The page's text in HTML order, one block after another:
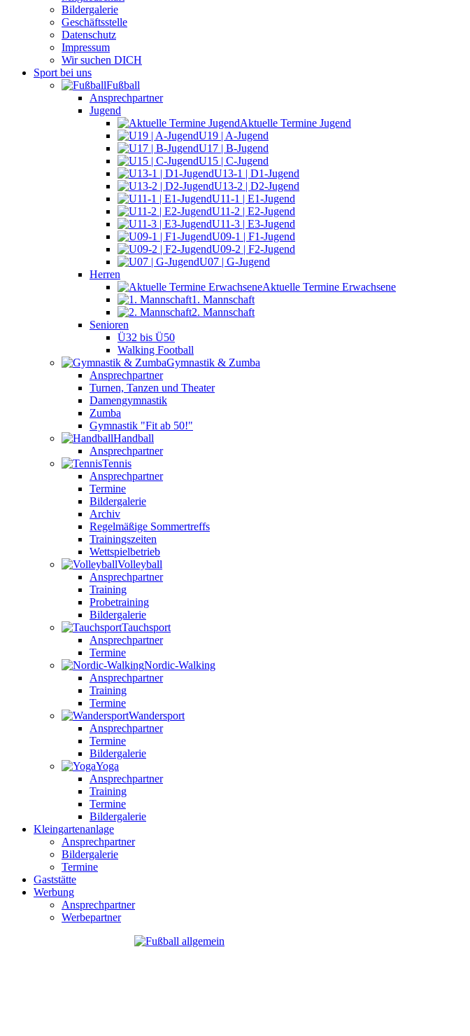
Bildergalerie
Geschäftsstelle
Datenschutz
Impressum
Wir suchen DICH
Sport bei uns
Fußball
Ansprechpartner
Jugend
Aktuelle Termine Jugend
U19 | A-Jugend
U17 | B-Jugend
U15 | C-Jugend
U13-1 | D1-Jugend
U13-2 | D2-Jugend
U11-1 | E1-Jugend
U11-2 | E2-Jugend
U11-3 | E3-Jugend
U09-1 | F1-Jugend
U09-2 | F2-Jugend
U07 | G-Jugend
Herren
Aktuelle Termine Erwachsene
1. Mannschaft
2. Mannschaft
Senioren
Ü32 bis Ü50
Walking Football
Gymnastik & Zumba
Ansprechpartner
Turnen, Tanzen und Theater
Damengymnastik
Zumba
Gymnastik "Fit ab 50!"
Handball
Ansprechpartner
Tennis
Ansprechpartner
Termine
Bildergalerie
Archiv
Regelmäßige Sommertreffs
Trainingszeiten
Wettspielbetrieb
Volleyball
Ansprechpartner
Training
Probetraining
Bildergalerie
Tauchsport
Ansprechpartner
Termine
Nordic-Walking
Ansprechpartner
Training
Termine
Wandersport
Ansprechpartner
Termine
Bildergalerie
Yoga
Ansprechpartner
Training
Termine
Bildergalerie
Kleingartenanlage
Ansprechpartner
Bildergalerie
Termine
Gaststätte
Werbung
Ansprechpartner
Werbepartner